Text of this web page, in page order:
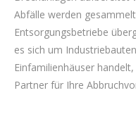
Abfälle werden
Entsorgungsbetriebe
es sich um
Einfamilienhäuser
Partner für Ihre